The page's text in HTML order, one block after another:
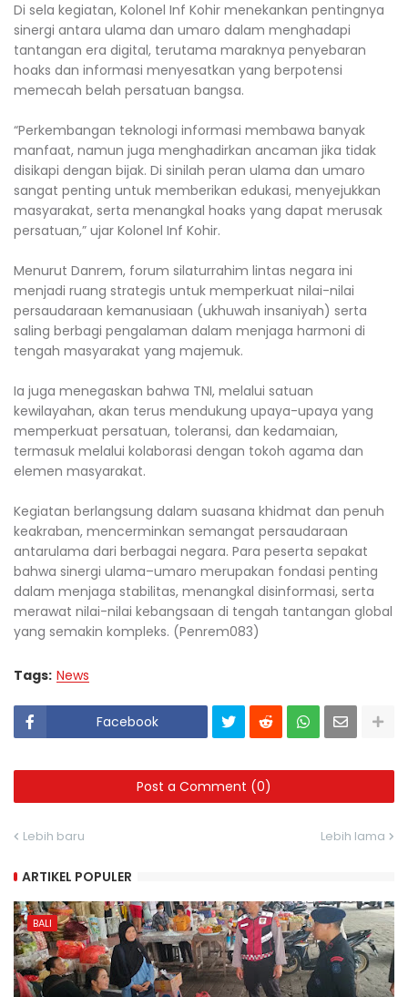
Di sela kegiatan, Kolonel Inf Kohir menekankan pentingnya
sinergi antara ulama dan umaro dalam menghadapi
tantangan era digital, terutama maraknya penyebaran
hoaks dan informasi menyesatkan yang berpotensi
memecah belah persatuan bangsa.
“Perkembangan teknologi informasi membawa banyak
manfaat, namun juga menghadirkan ancaman jika tidak
disikapi dengan bijak. Di sinilah peran ulama dan umaro
sangat penting untuk memberikan edukasi, menyejukkan
masyarakat, serta menangkal hoaks yang dapat merusak
persatuan,” ujar Kolonel Inf Kohir.
Menurut Danrem, forum silaturrahim lintas negara ini
menjadi ruang strategis untuk memperkuat nilai-nilai
persaudaraan kemanusiaan (ukhuwah insaniyah) serta
saling berbagi pengalaman dalam menjaga harmoni di
tengah masyarakat yang majemuk.
Ia juga menegaskan bahwa TNI, melalui satuan
kewilayahan, akan terus mendukung upaya-upaya yang
memperkuat persatuan, toleransi, dan kedamaian,
termasuk melalui kolaborasi dengan tokoh agama dan
elemen masyarakat.
Kegiatan berlangsung dalam suasana khidmat dan penuh
keakraban, mencerminkan semangat persaudaraan
antarulama dari berbagai negara. Para peserta sepakat
bahwa sinergi ulama–umaro merupakan fondasi penting
dalam menjaga stabilitas, menangkal disinformasi, serta
merawat nilai-nilai kebangsaan di tengah tantangan global
yang semakin kompleks. (Penrem083)
Tags: News
Facebook
Post a Comment (0)
Lebih baru Lebih lama
ARTIKEL POPULER
BALI